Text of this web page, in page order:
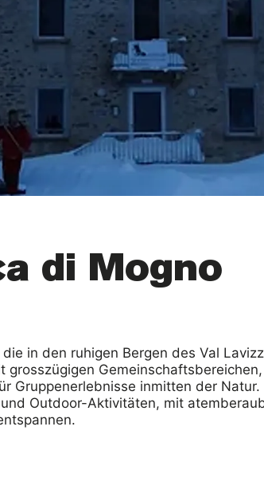
di Mogno
in den ruhigen Bergen des Val
Gruppenerlebnisse inmitten der
Outdoor-Aktivitäten, mit